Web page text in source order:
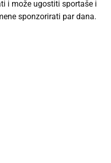
i može ugostiti sportaše i
sponzorirati par dana.